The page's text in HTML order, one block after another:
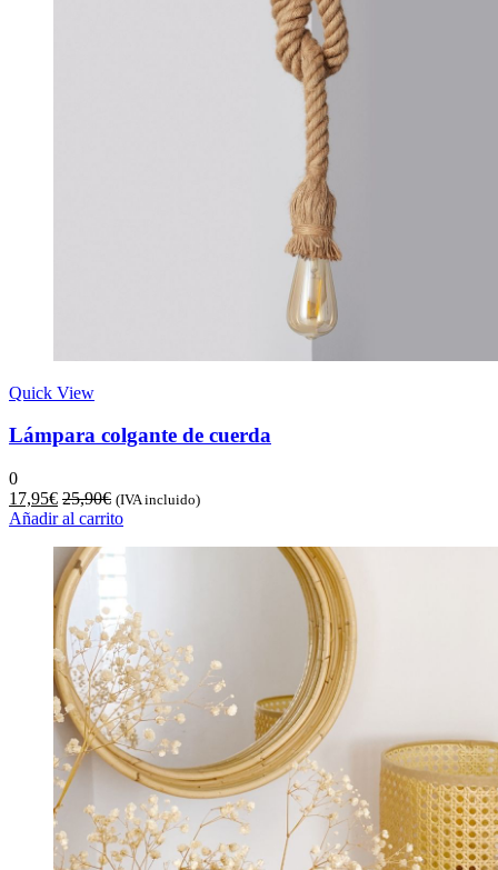
Quick View
Lámpara colgante de cuerda
0
17,95€ 25,90€ (IVA incluido)
Añadir al carrito